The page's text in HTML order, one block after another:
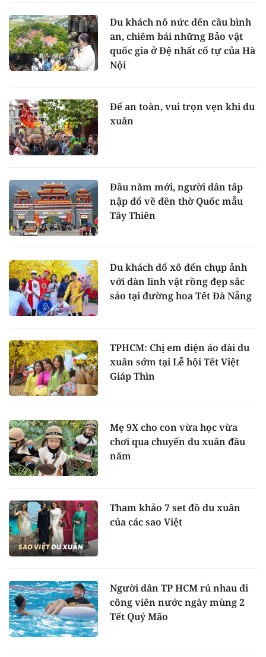
Du khách nô nức đến cầu bình
an, chiêm bái những Bảo vật
quốc gia ở Đệ nhất cổ tự của Hà
Nội
Để an toàn, vui trọn vẹn khi du
xuân
Đầu năm mới, người dân tấp
nập đổ về đền thờ Quốc mẫu
Tây Thiên
Du khách đổ xô đến chụp ảnh
với dàn linh vật rồng đẹp sắc
sảo tại đường hoa Tết Đà Nẵng
TPHCM: Chị em diện áo dài du
xuân sớm tại Lễ hội Tết Việt
Giáp Thìn
Mẹ 9X cho con vừa học vừa
chơi qua chuyến du xuân đầu
năm
Tham khảo 7 set đồ du xuân
của các sao Việt
Người dân TP HCM rủ nhau đi
công viên nước ngày mùng 2
Tết Quý Mão